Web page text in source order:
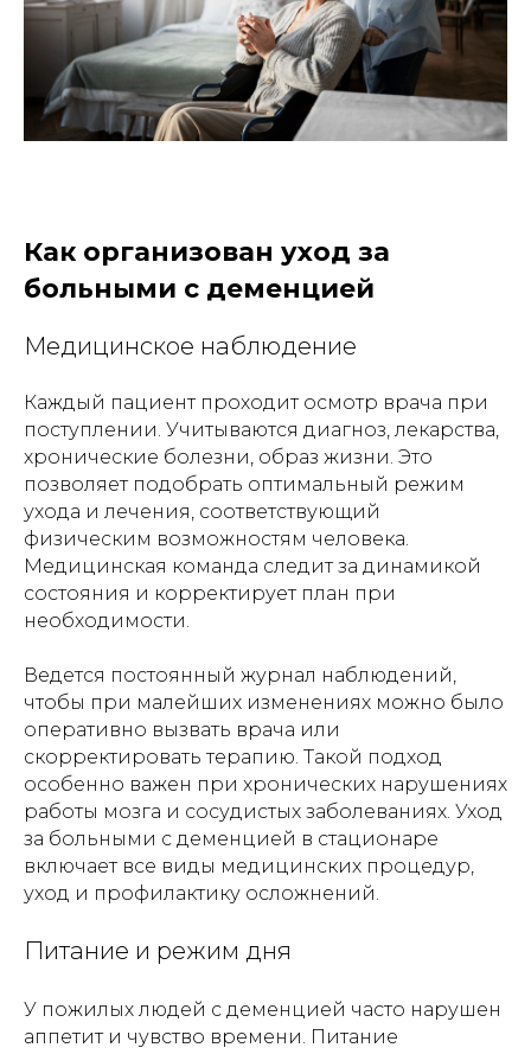
Как организован уход за
больными с деменцией
Медицинское наблюдение
Каждый пациент проходит осмотр врача при
поступлении. Учитываются диагноз, лекарства,
хронические болезни, образ жизни. Это
позволяет подобрать оптимальный режим
ухода и лечения, соответствующий
физическим возможностям человека.
Медицинская команда следит за динамикой
состояния и корректирует план при
необходимости.
Ведется постоянный журнал наблюдений,
чтобы при малейших изменениях можно было
оперативно вызвать врача или
скорректировать терапию. Такой подход
особенно важен при хронических нарушениях
работы мозга и сосудистых заболеваниях. Уход
за больными с деменцией в стационаре
включает все виды медицинских процедур,
уход и профилактику осложнений.
Питание и режим дня
У пожилых людей с деменцией часто нарушен
аппетит и чувство времени. Питание